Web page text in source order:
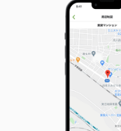
間取り
神奈川県横浜市金沢
価 格
住 所
専有面積
間取り